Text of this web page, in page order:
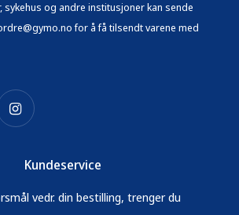
sykehus og andre institusjoner kan sende
for å få tilsendt varene med
Kundeservice
vedr. din bestilling, trenger du